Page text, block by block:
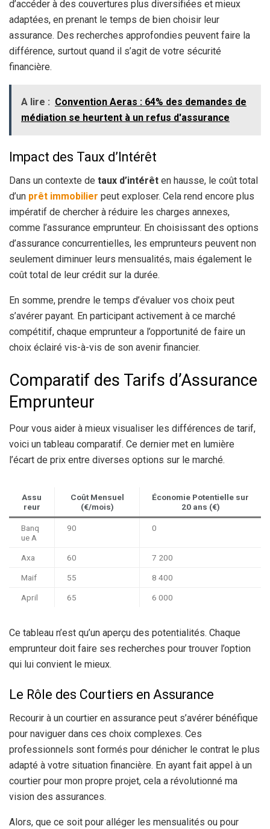
d’accéder à des couvertures plus diversifiées et mieux
adaptées, en prenant le temps de bien choisir leur
assurance. Des recherches approfondies peuvent faire la
différence, surtout quand il s’agit de votre sécurité
financière.
A lire : Convention Aeras : 64% des demandes de
médiation se heurtent à un refus d'assurance
Impact des Taux d’Intérêt
Dans un contexte de taux d’intérêt en hausse, le coût total
d’un prêt immobilier peut exploser. Cela rend encore plus
impératif de chercher à réduire les charges annexes,
comme l’assurance emprunteur. En choisissant des options
d’assurance concurrentielles, les emprunteurs peuvent non
seulement diminuer leurs mensualités, mais également le
coût total de leur crédit sur la durée.
En somme, prendre le temps d’évaluer vos choix peut
s’avérer payant. En participant activement à ce marché
compétitif, chaque emprunteur a l’opportunité de faire un
choix éclairé vis-à-vis de son avenir financier.
Comparatif des Tarifs d’Assurance
Emprunteur
Pour vous aider à mieux visualiser les différences de tarif,
voici un tableau comparatif. Ce dernier met en lumière
l’écart de prix entre diverses options sur le marché.
Assu
reur
Coût Mensuel
(€/mois)
Économie Potentielle sur
20 ans (€)
Banq
ue A
90 0
Axa 60 7 200
Maif 55 8 400
April 65 6 000
Ce tableau n’est qu’un aperçu des potentialités. Chaque
emprunteur doit faire ses recherches pour trouver l’option
qui lui convient le mieux.
Le Rôle des Courtiers en Assurance
Recourir à un courtier en assurance peut s’avérer bénéfique
pour naviguer dans ces choix complexes. Ces
professionnels sont formés pour dénicher le contrat le plus
adapté à votre situation financière. En ayant fait appel à un
courtier pour mon propre projet, cela a révolutionné ma
vision des assurances.
Alors, que ce soit pour alléger les mensualités ou pour